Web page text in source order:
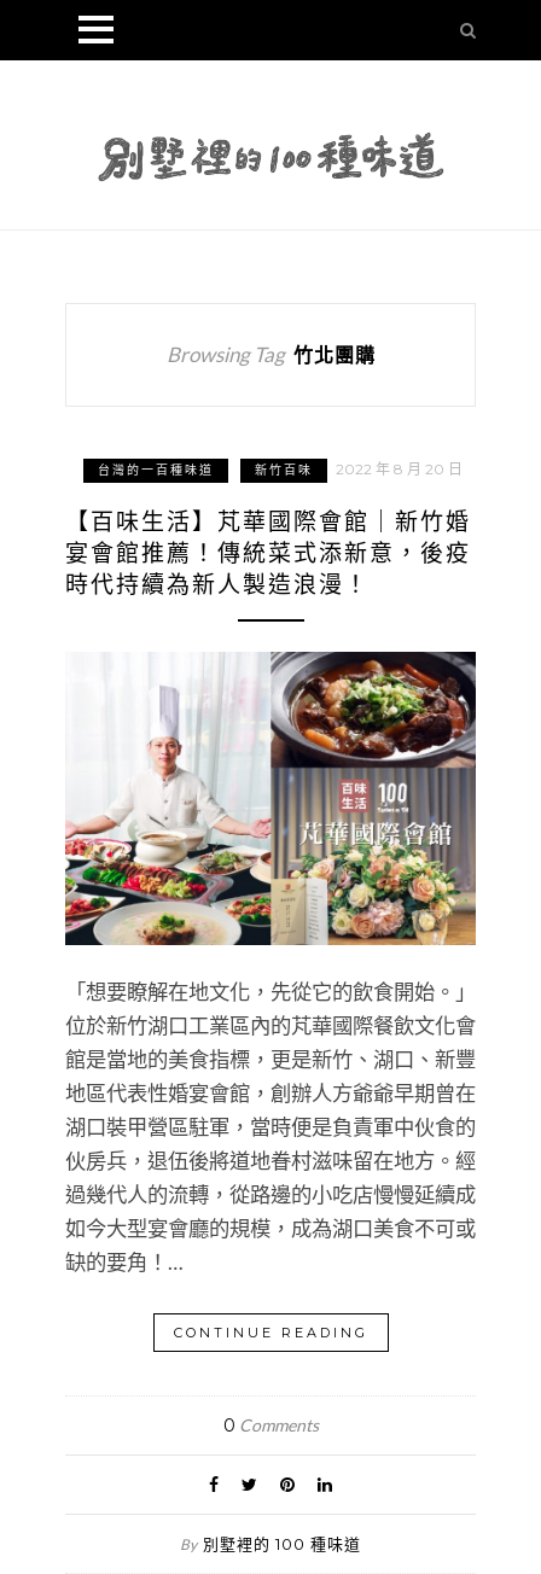
Browsing Tag 竹北團購
台灣的一百種味道 新竹百味 2022 年 8 月 20 日
【百味生活】芃華國際會館｜新竹婚
宴會館推薦！傳統菜式添新意，後疫
時代持續為新人製造浪漫！
「想要瞭解在地文化，先從它的飲食開始。」
位於新竹湖口工業區內的芃華國際餐飲文化會
館是當地的美食指標，更是新竹、湖口、新豐
地區代表性婚宴會館，創辦人方爺爺早期曾在
湖口裝甲營區駐軍，當時便是負責軍中伙食的
伙房兵，退伍後將道地眷村滋味留在地方。經
過幾代人的流轉，從路邊的小吃店慢慢延續成
如今大型宴會廳的規模，成為湖口美食不可或
缺的要角！…
CONTINUE READING
0 Comments
By 別墅裡的 100 種味道